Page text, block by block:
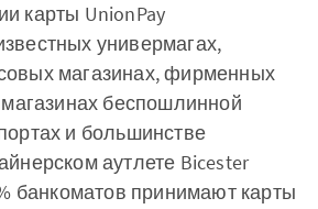
карты UnionPay
универмагах,
магазинах, фирменных
магазинах беспошлинной
и большинстве
аутлете Bicester
банкоматов принимают карты